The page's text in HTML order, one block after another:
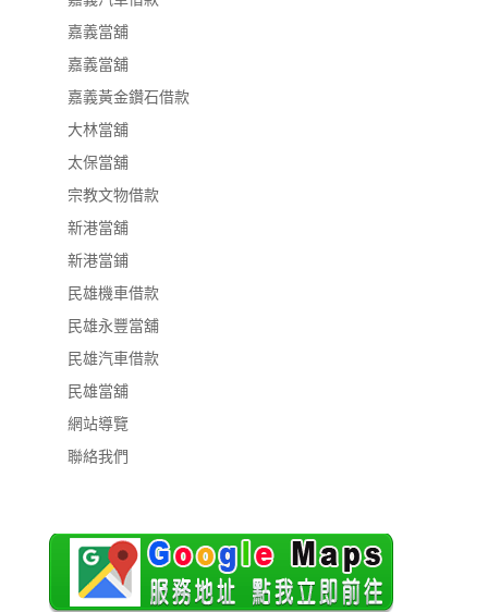
嘉義當舖
嘉義當舖
嘉義黃金鑽石借款
大林當舖
太保當舖
宗教文物借款
新港當舖
新港當鋪
民雄機車借款
民雄永豐當舖
民雄汽車借款
民雄當舖
網站導覽
聯絡我們